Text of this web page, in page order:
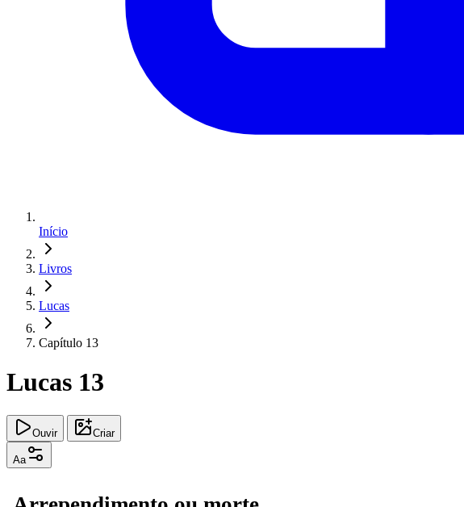
Início
Livros
Lucas
Capítulo 13
Lucas 13
Ouvir Criar
Aa